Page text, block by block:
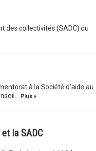
des collectivités (SADC) du
à la Société d’aide au
Plus »
la SADC